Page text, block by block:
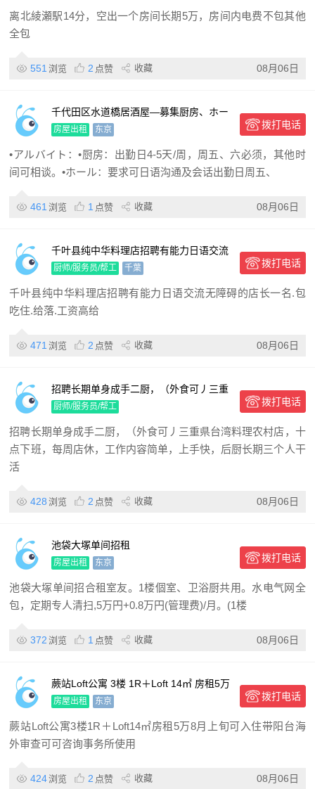
离北綾瀬駅14分，空出一个房间长期5万，房间内电费不包其他
全包
551 浏览 2 点赞 收藏 08月06日
千代田区水道橋居酒屋—募集厨房、ホー
ル
房屋出租 东京 拨打电话
•アルバイト：•厨房：出勤日4-5天/周，周五、六必须，其他时
间可相谈。•ホール：要求可日语沟通及会话出勤日周五、
461 浏览 1 点赞 收藏 08月06日
千叶县纯中华料理店招聘有能力日语交流
无障碍的店长一名.包吃住.给落.工资高给
厨师/服务员/帮工 千葉 拨打电话
千叶县纯中华料理店招聘有能力日语交流无障碍的店长一名.包
吃住.给落.工资高给
471 浏览 2 点赞 收藏 08月06日
招聘长期单身成手二厨，（外食可丿三重
県台湾料理农村店，十点下班，每周店
休，工作内容简单，上手快，后厨
厨师/服务员/帮工 拨打电话
招聘长期单身成手二厨，（外食可丿三重県台湾料理农村店，十
点下班，每周店休，工作内容简单，上手快，后厨长期三个人干
活
428 浏览 2 点赞 收藏 08月06日
池袋大塚单间招租
房屋出租 东京 拨打电话
池袋大塚单间招合租室友。1楼個室、卫浴厨共用。水电气网全
包，定期专人清扫,5万円+0.8万円(管理费)/月。(1楼
372 浏览 1 点赞 收藏 08月06日
蕨站Loft公寓 3楼 1R＋Loft 14㎡ 房租5万
8月上旬可入住 带阳台海外审查可 可
房屋出租 东京 拨打电话
蕨站Loft公寓3楼1R＋Loft14㎡房租5万8月上旬可入住带阳台海
外审查可可咨询事务所使用
424浏览 2 点赞 收藏 08月06日